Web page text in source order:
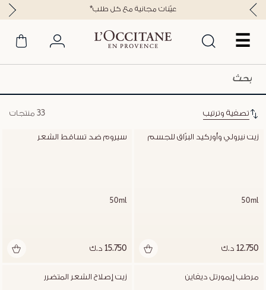
☰
*عيّنات مجانية مع كل طلب
تصفية وترتيب 33 منتجات
زيت نيرولي وأوركيد البرّاق للجسم
50ml
12.750 د.ك
سيروم ضد تساقط الشعر
50ml
15.750 د.ك
مرطب إيمورتل ديفاين زيت إصلاح الشعر المتضرر